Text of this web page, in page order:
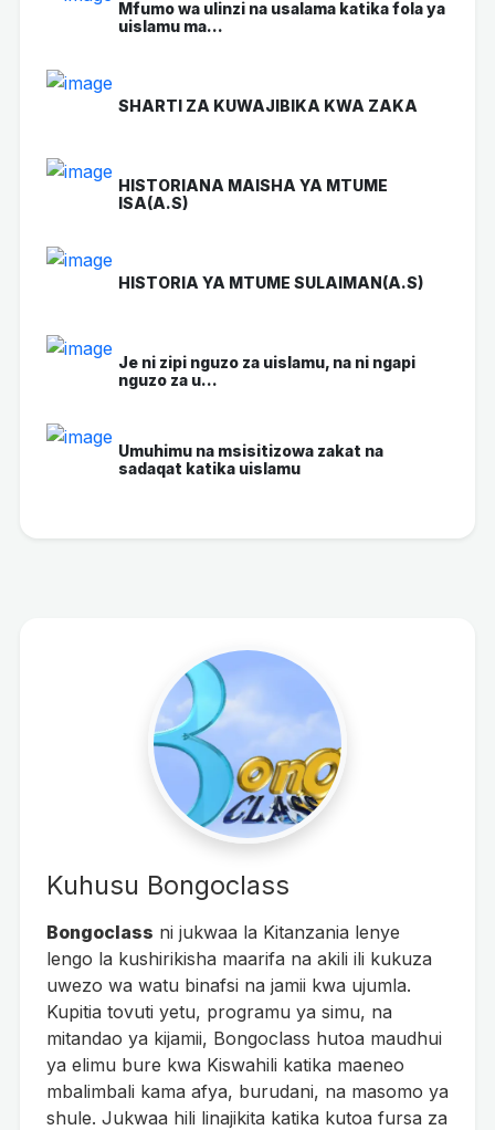
Mfumo wa ulinzi na usalama katika fola ya
uislamu ma...
SHARTI ZA KUWAJIBIKA KWA ZAKA
HISTORIANA MAISHA YA MTUME
ISA(A.S)
HISTORIA YA MTUME SULAIMAN(A.S)
Je ni zipi nguzo za uislamu, na ni ngapi
nguzo za u...
Umuhimu na msisitizowa zakat na
sadaqat katika uislamu
Kuhusu Bongoclass
Bongoclass ni jukwaa la Kitanzania lenye
lengo la kushirikisha maarifa na akili ili kukuza
uwezo wa watu binafsi na jamii kwa ujumla.
Kupitia tovuti yetu, programu ya simu, na
mitandao ya kijamii, Bongoclass hutoa maudhui
ya elimu bure kwa Kiswahili katika maeneo
mbalimbali kama afya, burudani, na masomo ya
shule. Jukwaa hili linajikita katika kutoa fursa za